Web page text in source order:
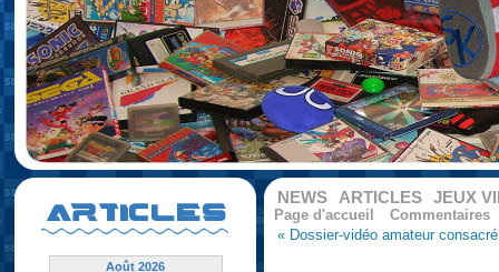
NEWS ARTICLES JEUX
Page d'accueil
Commentaires
« Dossier-vidéo amateur
ARTICLES
Août 2026